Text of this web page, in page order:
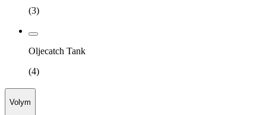
(3)
Oljecatch Tank
(4)
Volym